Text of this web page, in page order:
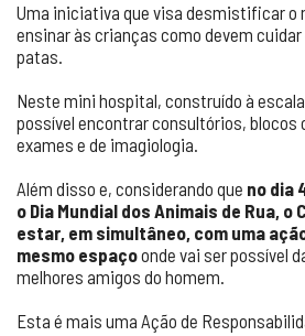
Uma iniciativa que visa desmistificar o
ensinar às crianças como devem
patas.
Neste mini hospital, construído à
possível encontrar consultórios, blocos
exames e de imagiologia.
Além disso e, considerando que no dia
o Dia Mundial dos Animais de Rua, o
estar, em simultâneo, com uma
mesmo espaçoonde vai ser possível
melhores amigos do homem.
Esta é mais uma Ação de